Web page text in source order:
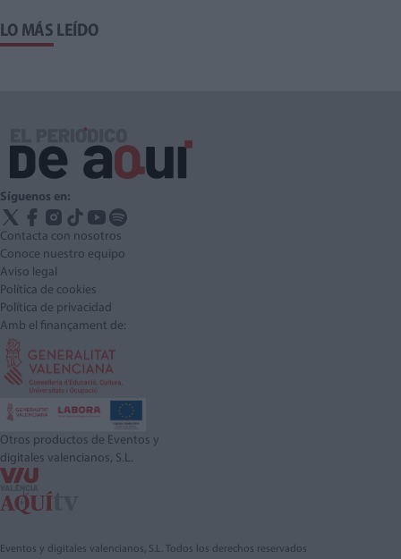
LO MÁS LEÍDO
Síguenos en:
Contacta con nosotros
Conoce nuestro equipo
Aviso legal
Política de cookies
Política de privacidad
Amb el finançament de:
Otros productos de Eventos y
digitales valencianos, S.L.
Eventos y digitales valencianos, S.L. Todos los derechos reservados